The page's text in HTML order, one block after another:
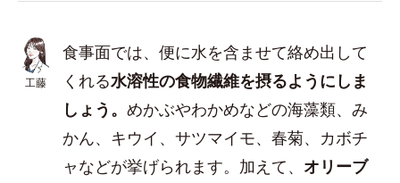
工藤
食事面では、便に水を含ませて絡め出して
くれる水溶性の食物繊維を摂るようにしま
しょう。 めかぶやわかめなどの海藻類、み
かん、キウイ、サツマイモ、春菊、カボチ
ャなどが挙げられます。加えて、 オリーブ